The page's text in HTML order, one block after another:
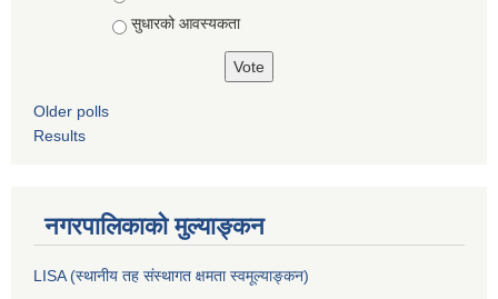
सुधारको आवस्यकता
Older polls
Results
नगरपालिकाको मुल्याङ्कन
LISA (स्थानीय तह संस्थागत क्षमता स्वमूल्याङ्कन)